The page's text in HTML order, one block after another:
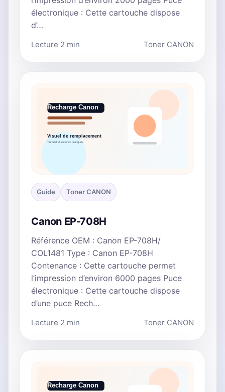
électronique : Cette cartouche dispose
d’…
Lecture 2 min Toner CANON
Guide Toner CANON
Canon EP-708H
Référence OEM : Canon EP-708H/
COL1481 Type : Canon EP-708H
Contenance : Cette cartouche permet
l’impression d’environ 6000 pages Puce
électronique : Cette cartouche dispose
d’une puce Rech…
Lecture 2 min Toner CANON